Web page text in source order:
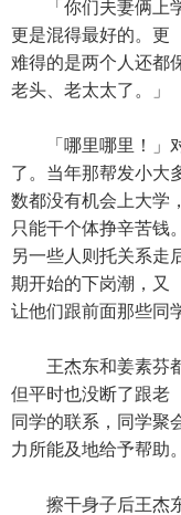
「你们夫妻俩上学
更是混得最好的。更
难得的是两个人还都
老头、老太太了。」
「哪里哪里！」对
了。当年那帮发小大
数都没有机会上大学
只能干个体挣辛苦钱。
另一些人则托关系走
期开始的下岗潮，又
让他们跟前面那些同
王杰东和姜素芬都
但平时也没断了跟老
同学的联系，同学聚
力所能及地给予帮助。
擦干身子后王杰东